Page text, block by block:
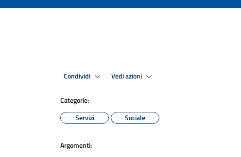
Condividi Vedi azioni
Categorie:
Servizi
Sociale
Argomenti: